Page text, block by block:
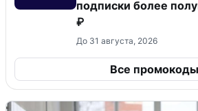
подписки более
₽
До 31 августа, 2026
Все промокоды